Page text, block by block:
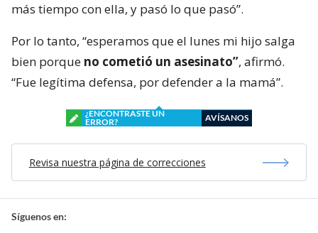
más tiempo con ella, y pasó lo que pasó”.
Por lo tanto, “esperamos que el lunes mi hijo salga
bien porque no cometió un asesinato”, afirmó.
“Fue legítima defensa, por defender a la mamá”.
¿ENCONTRASTE UN
ERROR?
AVÍSANOS
Revisa nuestra página de correcciones
Síguenos en: